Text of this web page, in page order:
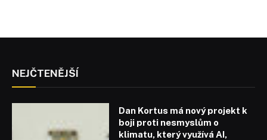
NEJČTENĚJŠÍ
Dan Kortus má nový projekt k
boji proti nesmyslům o
klimatu, který využívá AI,